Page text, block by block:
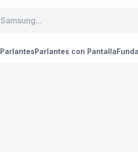
ParlantesParlantes con Pantalla